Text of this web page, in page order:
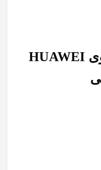
گلس تعمیراتی هواوی HUAWEI